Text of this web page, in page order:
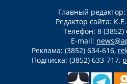
Главный
Редактор сайта:
Телефон: 8 (3852)
E-mail:
Реклама: (3852) 634-616,
Подписка: (3852) 633-717,